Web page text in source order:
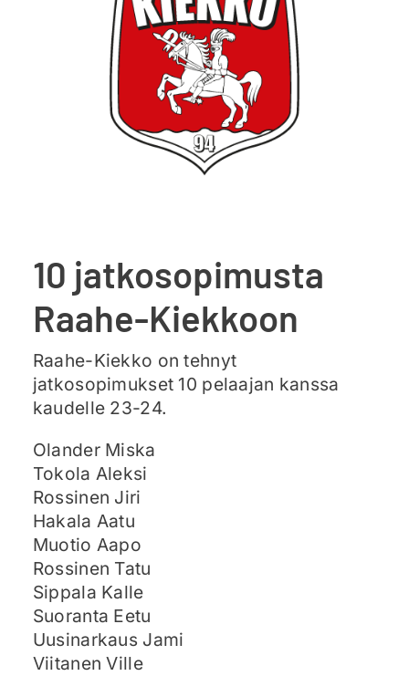
Ajankohtaista
10 jatkosopimusta
Raahe-Kiekkoon
Raahe-Kiekko on tehnyt
jatkosopimukset 10 pelaajan kanssa
kaudelle 23-24.
Olander Miska
Tokola Aleksi
Rossinen Jiri
Hakala Aatu
Muotio Aapo
Rossinen Tatu
Sippala Kalle
Suoranta Eetu
Uusinarkaus Jami
Viitanen Ville